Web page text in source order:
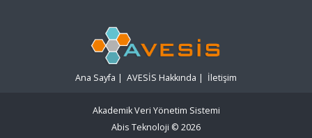
Ana Sayfa | AVESİS Hakkında | İletişim
Akademik Veri Yönetim Sistemi
Abis Teknoloji © 2026